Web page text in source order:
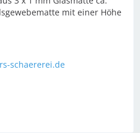
mit einer Höhe
schaererei.de